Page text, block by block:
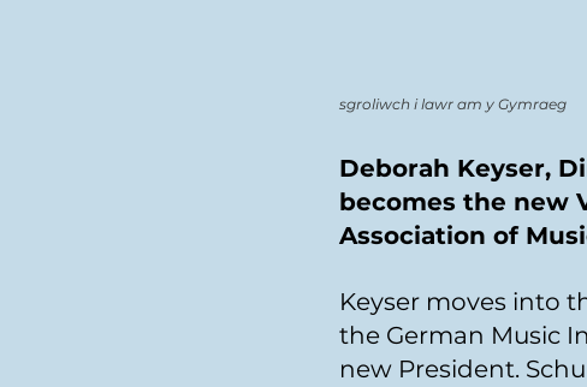
sgroliwch i lawr am y Gymraeg
Deborah Keyser,
becomes the new
Association of
Keyser moves into
the German Music
new President.